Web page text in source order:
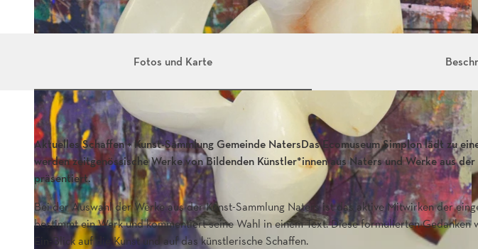
Fotos und Karte
Aktuelles Schaffen + Kunst-Sammlung Gemeinde NatersDas Ecomuseum Simplon lädt zu
werden zeitgenössische Werke von Bildenden Künstler*innen aus Naters und Werke aus
präsentiert.
Bei der Auswahl der Werke aus der Kunst-Sammlung Naters ist das aktive Mitwirken der
bestimmt ein Werk und kommentiert seine Wahl in einem Text. Diese formulierten Gedanken
Ein-Blick auf die Kunst und auf das künstlerische Schaffen.